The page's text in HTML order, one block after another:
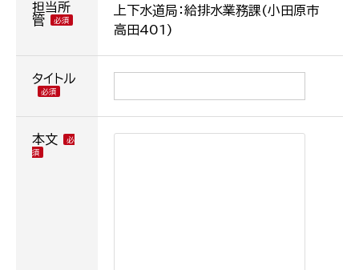
担当所
管
上下水道局：給排水業務課(小田原市
高田401)
タイトル
本文